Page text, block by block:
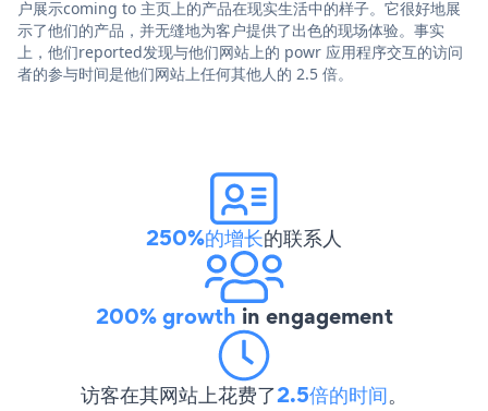
户展示coming to 主页上的产品在现实生活中的样子。它很好地展
示了他们的产品，并无缝地为客户提供了出色的现场体验。事实
上，他们reported发现与他们网站上的 powr 应用程序交互的访问
者的参与时间是他们网站上任何其他人的 2.5 倍。
250%的增长的联系人
200% growth in engagement
访客在其网站上花费了2.5倍的时间。